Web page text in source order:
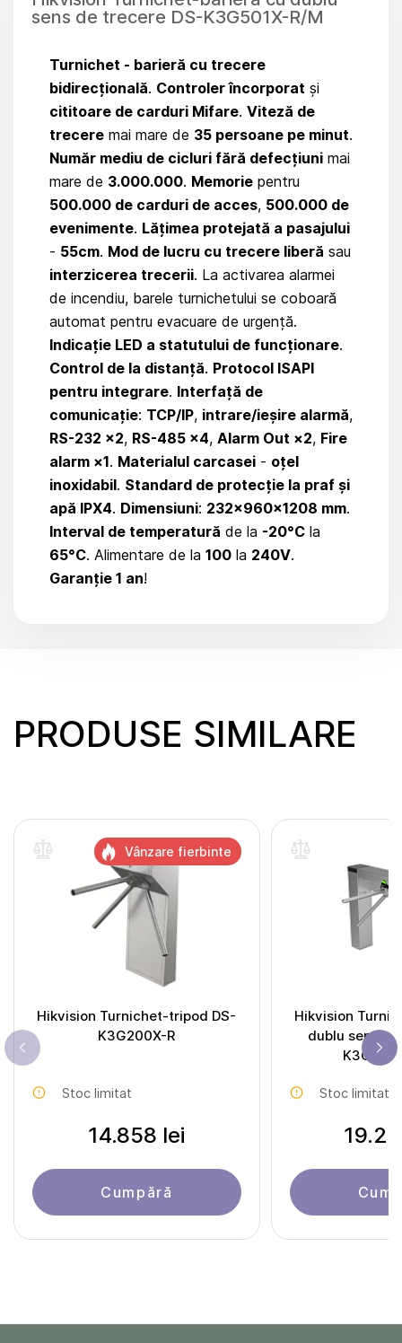
sens de trecere DS-K3G501X-R/M
Turnichet - barieră cu trecere
bidirecțională. Controler încorporat și
cititoare de carduri Mifare. Viteză de
trecere mai mare de 35 persoane pe minut.
Număr mediu de cicluri fără defecțiuni mai
mare de 3.000.000. Memorie pentru
500.000 de carduri de acces, 500.000 de
evenimente. Lățimea protejată a pasajului
- 55cm. Mod de lucru cu trecere liberă sau
interzicerea trecerii. La activarea alarmei
de incendiu, barele turnichetului se coboară
automat pentru evacuare de urgență.
Indicație LED a statutului de funcționare.
Control de la distanță. Protocol ISAPI
pentru integrare. Interfață de
comunicație: TCP/IP, intrare/ieșire alarmă,
RS-232 ×2, RS-485 ×4, Alarm Out ×2, Fire
alarm ×1. Materialul carcasei - oțel
inoxidabil. Standard de protecție la praf și
apă IPX4. Dimensiuni: 232×960×1208 mm.
Interval de temperatură de la -20°C la
65°C. Alimentare de la 100 la 240V.
Garanție 1 an!
PRODUSE SIMILARE
Hikvision Turnichet-tripod DS-
K3G200X-R
Stoc limitat
14.858 lei
Cumpără
Vânzare fierbinte
Hikvision
dublu sens
Stoc limitat